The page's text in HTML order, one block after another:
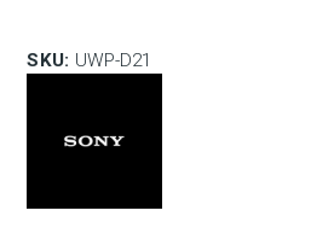
SKU: UWP-D21